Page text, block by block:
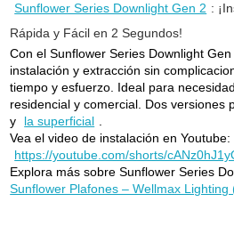
Sunflower Series Downlight Gen 2 :
Rápida y Fácil en 2 Segundos!
Con el Sunflower Series Downlight
instalación y extracción sin
tiempo y esfuerzo. Ideal para
residencial y comercial. Dos versiones
y
la superficial .
Vea el video de instalación en Youtube:
https://youtube.com/shorts/
Explora más sobreSunflower Series
Sunflower Plafones – Wellmax Lighting